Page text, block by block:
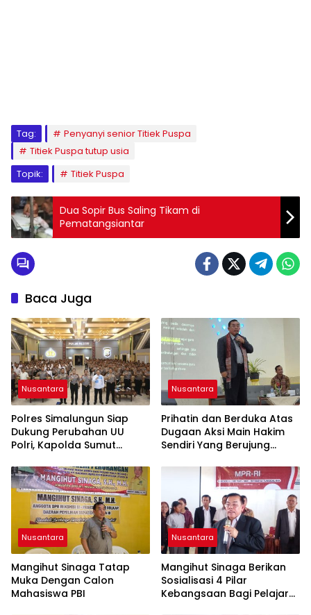
Tag:
Penyanyi senior Titiek Puspa
Titiek Puspa tutup usia
Topik:
Titiek Puspa
Dua Sopir Bus Saling Tikam di
Pematangsiantar
Baca Juga
Nusantara
Polres Simalungun Siap
Dukung Perubahan UU
Polri, Kapolda Sumut
Penguatan
Profesionalisme dan
Akuntabilitas Personel
Nusantara
Prihatin dan Berduka Atas
Dugaan Aksi Main Hakim
Sendiri Yang Berujung
Nusantara
Mangihut Sinaga Tatap
Muka Dengan Calon
Mahasiswa PBI
Nusantara
Mangihut Sinaga Berikan
Sosialisasi 4 Pilar
Kebangsaan Bagi Pelajar